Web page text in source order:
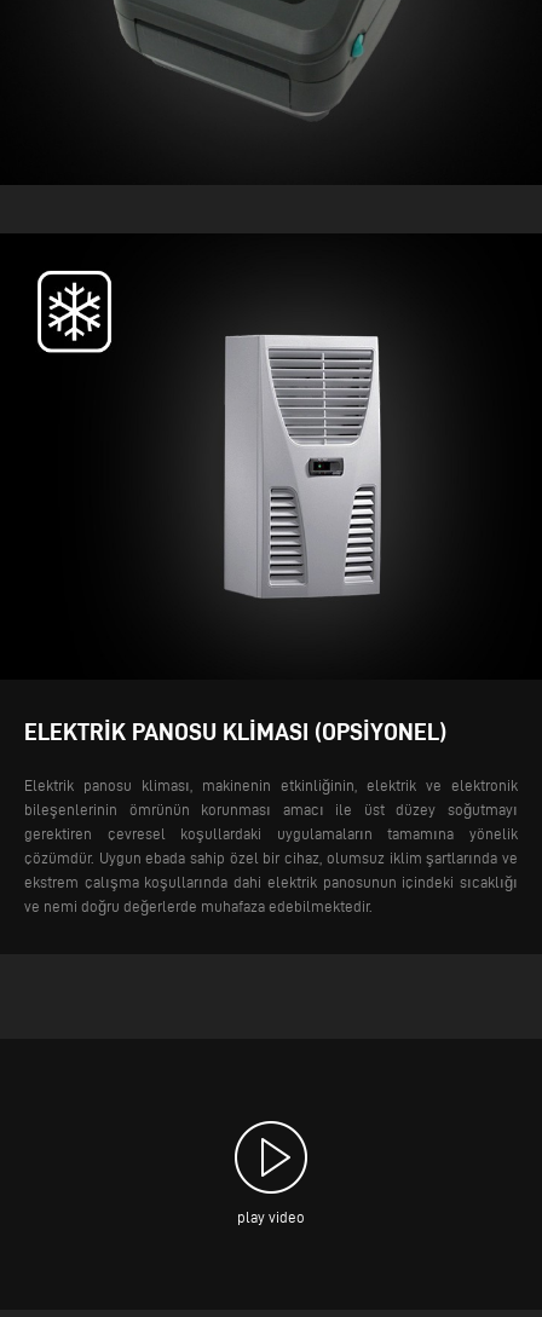
ELEKTRIK PANOSU KLIMASI (OPSIYONEL)
Elektrik panosu kliması, makinenin etkinliğinin, elektrik ve elektronik
bileşenlerinin ömrünün korunması amacı ile üst düzey soğutmayı
gerektiren çevresel koşullardaki uygulamaların tamamına yönelik
çözümdür. Uygun ebada sahip özel bir cihaz, olumsuz iklim şartlarında ve
ekstrem çalışma koşullarında dahi elektrik panosunun içindeki sıcaklığı
ve nemi doğru değerlerde muhafaza edebilmektedir.
play video